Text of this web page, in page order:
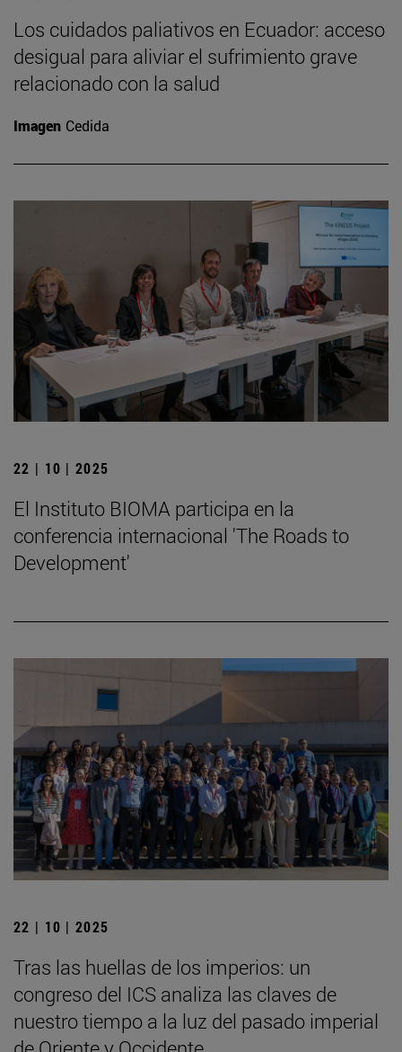
Los cuidados paliativos en Ecuador: acceso
desigual para aliviar el sufrimiento grave
relacionado con la salud
Imagen Cedida
22 | 10 | 2025
El Instituto BIOMA participa en la
conferencia internacional 'The Roads to
Development'
22 | 10 | 2025
Tras las huellas de los imperios: un
congreso del ICS analiza las claves de
nuestro tiempo a la luz del pasado imperial